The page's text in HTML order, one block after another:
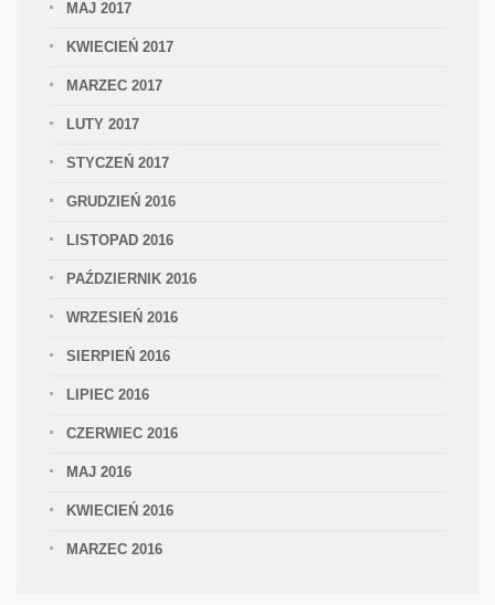
MAJ 2017
KWIECIEŃ 2017
MARZEC 2017
LUTY 2017
STYCZEŃ 2017
GRUDZIEŃ 2016
LISTOPAD 2016
PAŹDZIERNIK 2016
WRZESIEŃ 2016
SIERPIEŃ 2016
LIPIEC 2016
CZERWIEC 2016
MAJ 2016
KWIECIEŃ 2016
MARZEC 2016